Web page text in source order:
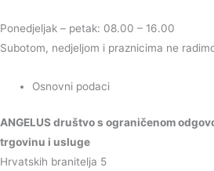
Ponedjeljak – petak: 08.00 – 16.00
Subotom, nedjeljom i praznicima ne
Osnovni podaci
ANGELUS društvo s ograničenom
trgovinu i usluge
Hrvatskih branitelja 5